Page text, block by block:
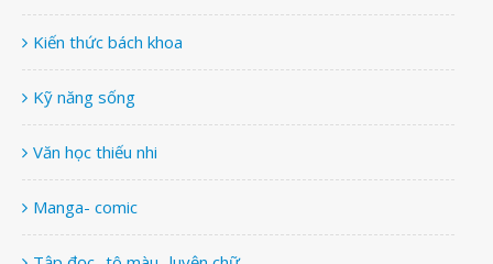
Kiến thức bách khoa
Kỹ năng sống
Văn học thiếu nhi
Manga- comic